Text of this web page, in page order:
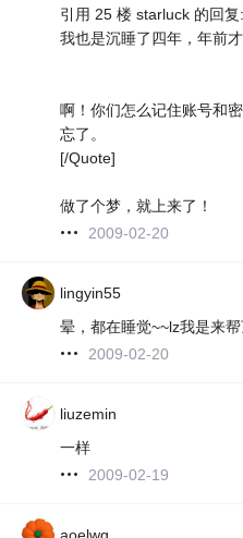
引用 25 楼 starluck 的回复:
我也是沉睡了四年，年前
啊！你们怎么记住账号和
忘了。
[/Quote]
做了个梦，就上来了！
2009-02-20
lingyin55
晕，都在睡觉~~lz我是来
2009-02-20
liuzemin
一样
2009-02-19